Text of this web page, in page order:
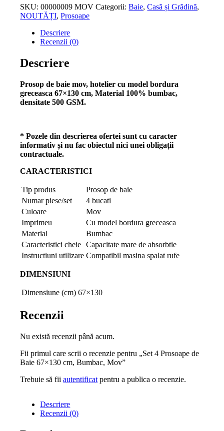
Baie
67×130
Bumbac,
Mov
SKU:00000009 MOV Categorii:Baie,Casă și Grădină,
NOUTĂȚI,Prosoape
Descriere
Recenzii (0)
Descriere
Prosop de baie mov, hotelier cu model bordura
greceasca 67×130 cm, Material 100% bumbac,
densitate 500 GSM.
* Pozele din descrierea ofertei sunt cu caracter
informativ și nu fac obiectul nici unei obligații
contractuale.
CARACTERISTICI
Tip produs
Prosop de baie
Numar piese/set
4 bucati
Culoare
Mov
Imprimeu
Cu model bordura greceasca
Material
Bumbac
Caracteristici cheie
Capacitate mare de absorbtie
Instructiuni utilizare Compatibil masina spalat rufe
DIMENSIUNI
Dimensiune (cm) 67×130
Recenzii
Nu există recenzii până acum.
Fii primul care scrii o recenzie pentru „Set 4 Prosoape de
Baie 67×130 cm, Bumbac, Mov”
Trebuie să fiiautentificat pentru a publica o recenzie.
Descriere
Recenzii (0)